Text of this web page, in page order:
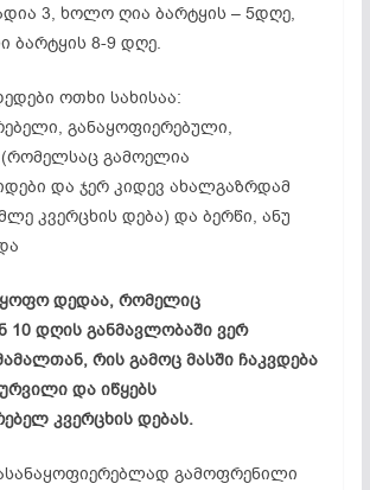
3, ხოლო ღია ბარტყის – 5დღე,
ბარტყის 8-9 დღე.
ოთხი სახისაა:
, განაყოფიერებული,
გამოელია
და ჯერ კიდევ ახალგაზრდამ
კვერცხის დება) და ბერწი, ანუ
დედაა, რომელიც
10 დღის განმავლობაში ვერ
რის გამოც მასში ჩაკვდება
და იწყებს
კვერცხის დებას.
გამოფრენილი